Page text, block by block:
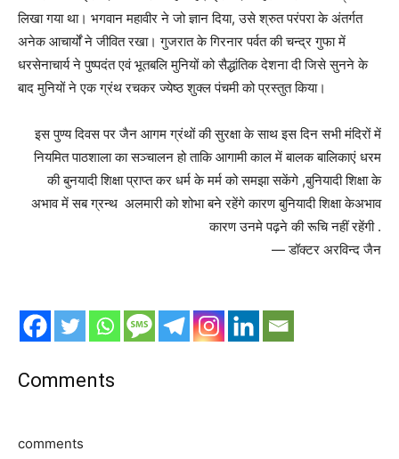
लिखा गया था। भगवान महावीर ने जो ज्ञान दिया, उसे श्रुत परंपरा के अंतर्गत
अनेक आचार्यों ने जीवित रखा। गुजरात के गिरनार पर्वत की चन्द्र गुफा में
धरसेनाचार्य ने पुष्पदंत एवं भूतबलि मुनियों को सैद्धांतिक देशना दी जिसे सुनने के
बाद मुनियों ने एक ग्रंथ रचकर ज्येष्ठ शुक्ल पंचमी को प्रस्तुत किया।
इस पुण्य दिवस पर जैन आगम ग्रंथों की सुरक्षा के साथ इस दिन सभी मंदिरों में
नियमित पाठशाला का सञ्चालन हो ताकि आगामी काल में बालक बालिकाएं धरम
की बुनयादी शिक्षा प्राप्त कर धर्म के मर्म को समझा सकेंगे ,बुनियादी शिक्षा के
अभाव में सब ग्रन्थ अलमारी को शोभा बने रहेंगे कारण बुनियादी शिक्षा केअभाव
कारण उनमे पढ़ने की रूचि नहीं रहेंगी .
— डॉक्टर अरविन्द जैन
Comments
comments